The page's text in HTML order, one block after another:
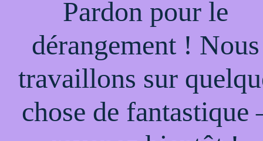
Pardon pour le
dérangement ! Nous
travaillons sur
chose de fantastique